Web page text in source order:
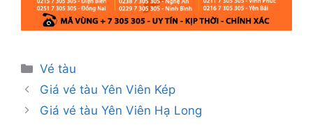
Danh
mục
Vé tàu
Giá vé tàu Yên Viên Kép
Giá vé tàu Yên Viên Hạ Long